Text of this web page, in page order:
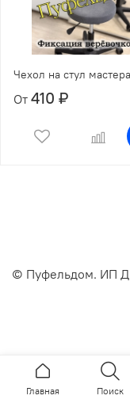
Чехол на стул мастера
От 410 ₽
© Пуфельдом. ИП
Главная Поиск